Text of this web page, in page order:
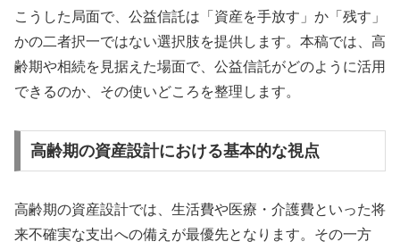
こうした局面で、公益信託は「資産を手放す」か「残す」
かの二者択一ではない選択肢を提供します。本稿では、高
齢期や相続を見据えた場面で、公益信託がどのように活用
できるのか、その使いどころを整理します。
高齢期の資産設計における基本的な視点
高齢期の資産設計では、生活費や医療・介護費といった将
来不確実な支出への備えが最優先となります。その一方